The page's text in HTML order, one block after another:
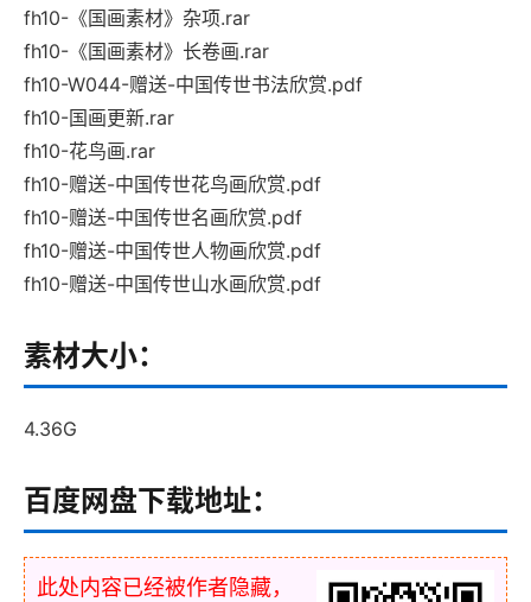
fh10-《国画素材》杂项.rar
fh10-《国画素材》长卷画.rar
fh10-W044-赠送-中国传世书法欣赏.pdf
fh10-国画更新.rar
fh10-花鸟画.rar
fh10-赠送-中国传世花鸟画欣赏.pdf
fh10-赠送-中国传世名画欣赏.pdf
fh10-赠送-中国传世人物画欣赏.pdf
fh10-赠送-中国传世山水画欣赏.pdf
素材大小：
4.36G
百度网盘下载地址：
此处内容已经被作者隐藏，